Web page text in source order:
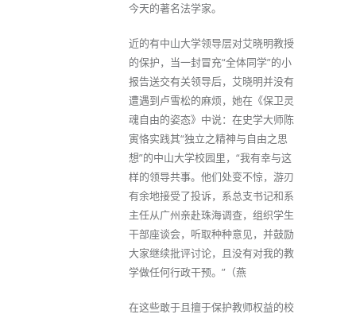
今天的著名法学家。
近的有中山大学领导层对艾晓明教授
的保护，当一封冒充“全体同学”的小
报告送交有关领导后，艾晓明并没有
遭遇到卢雪松的麻烦，她在《保卫灵
魂自由的姿态》中说：在史学大师陈
寅恪实践其“独立之精神与自由之思
想”的中山大学校园里，“我有幸与这
样的领导共事。他们处变不惊，游刃
有余地接受了投诉，系总支书记和系
主任从广州亲赴珠海调查，组织学生
干部座谈会，听取种种意见，并鼓励
大家继续批评讨论，且没有对我的教
学做任何行政干预。”（燕
在这些敢于且擅于保护教师权益的校